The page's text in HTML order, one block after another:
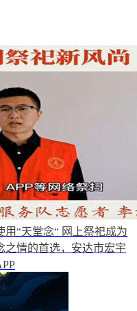
用“天堂念“ 网上祭祀成为
之情的首选，安达市宏宇